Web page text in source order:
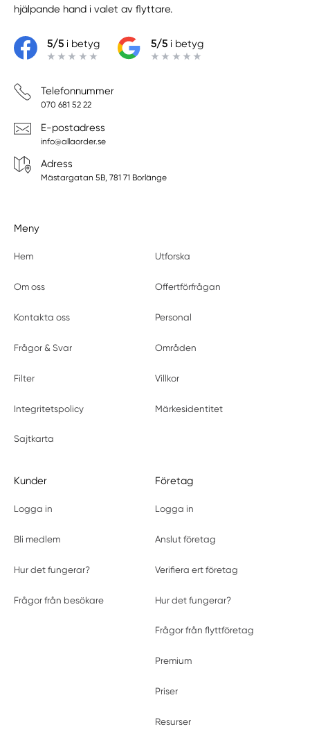
hjälpande hand i valet av flyttare.
5/5i betyg 5/5i betyg
Telefonnummer
070 681 52 22
E-postadress
info@allaorder.se
Adress
Mästargatan 5B, 781 71 Borlänge
Meny
Hem Utforska
Om oss Offertförfrågan
Kontakta oss Personal
Frågor & Svar Områden
Filter Villkor
Integritetspolicy Märkesidentitet
Sajtkarta
Kunder
Logga in
Bli medlem
Hur det fungerar?
Frågor från besökare
Företag
Logga in
Anslut företag
Verifiera ert företag
Hur det fungerar?
Frågor från flyttföretag
Premium
Priser
Resurser